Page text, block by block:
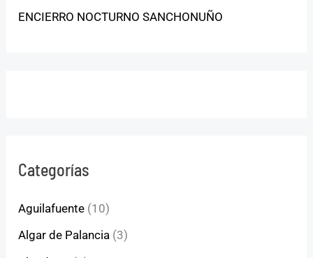
ENCIERRO NOCTURNO SANCHONUÑO
Categorías
Aguilafuente (10)
Algar de Palancia (3)